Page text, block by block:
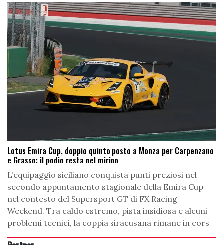
Lotus Emira Cup, doppio quinto posto a Monza per Carpenzano
e Grasso: il podio resta nel mirino
L’equipaggio siciliano conquista punti preziosi nel
secondo appuntamento stagionale della Emira Cup
nel contesto del Supersport GT di FX Racing
Weekend. Tra caldo estremo, pista insidiosa e alcuni
problemi tecnici, la coppia siracusana rimane in cors